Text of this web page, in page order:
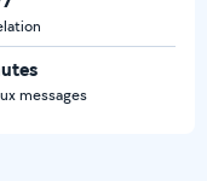
messages